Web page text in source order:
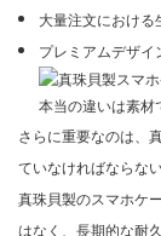
大量注文における
プレミアムデザイ
さらに重要なのは、
ていなければならな
真珠貝製のスマホケ
はなく、長期的な耐